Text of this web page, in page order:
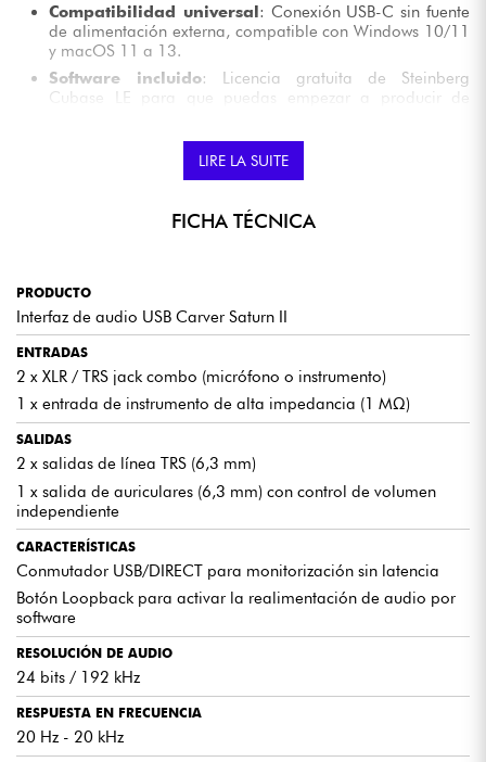
Compatibilidad universal: Conexión USB-C sin fuente
de alimentación externa, compatible con Windows 10/11
y macOS 11 a 13.
Software incluido: Licencia gratuita de Steinberg
Cubase LE para que puedas empezar a producir de
El Carver Saturn II cuenta con
micrófonos o instrumentos, una entrada de instrumento de alta
impedancia, dos salidas de línea TRS y una salida de auriculares con
control de volumen independiente. Ideal para uso en estudio o móvil.
MONITORIZACIÓN SIN LATENCIA
Gracias al
grabaciones en tiempo real, sin latencia. Perfecto para grabaciones
vocales, podcasts o instrumentos en directo.
STREAMING SENCILLO CON LOOPBACK
El botónLoopbackte permite capturar simultáneamente tu
micrófono y el sonido de tu ordenador, para un streaming fluido en
Twitch, YouTube o en un podcast.
CALIDAD DE AUDIO PROFESIONAL
Grabaciónde 24 bits/192 kHz, respuesta de frecuencia de 20 Hz-
20 kHz y alta relación señal/ruido (106 dB micrófono/línea, 102 dB
auriculares): el sonido es puro, claro y preciso, por lo que cada
detalle se reproduce fielmente.
LIRE LA SUITE
FICHA TÉCNICA
PRODUCTO
Interfaz de audio USB Carver Saturn II
ENTRADAS
2 x XLR / TRS jack combo (micrófono o instrumento)
1 x entrada de instrumento de alta impedancia (1 MΩ)
SALIDAS
2 x salidas de línea TRS (6,3 mm)
1 x salida de auriculares (6,3 mm) con control de volumen
independiente
CARACTERÍSTICAS
Conmutador USB/DIRECT para monitorización sin latencia
Botón Loopback para activar la realimentación de audio por
software
RESOLUCIÓN DE AUDIO
24 bits / 192 kHz
RESPUESTA EN FRECUENCIA
20 Hz - 20 kHz